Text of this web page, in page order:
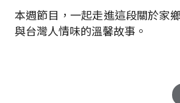
本週節目，一起走進這段關於家
與台灣人情味的溫馨故事。